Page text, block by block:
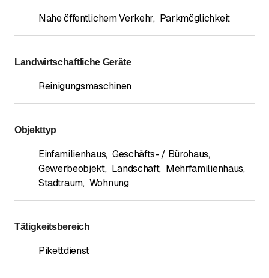
Nahe öffentlichem Verkehr, Parkmöglichkeit
Landwirtschaftliche Geräte
Reinigungsmaschinen
Objekttyp
Einfamilienhaus, Geschäfts- / Bürohaus,
Gewerbeobjekt, Landschaft, Mehrfamilienhaus,
Stadtraum, Wohnung
Tätigkeitsbereich
Pikettdienst